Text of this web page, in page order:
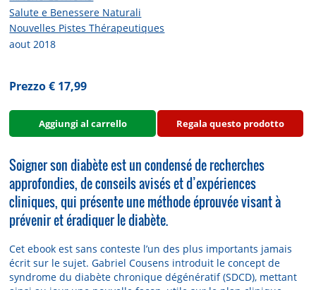
Salute e Benessere Naturali
Nouvelles Pistes Thérapeutiques
aout 2018
Prezzo € 17,99
Aggiungi al carrello Regala questo prodotto
Soigner son diabète est un condensé de recherches
approfondies, de conseils avisés et d’expériences
cliniques, qui présente une méthode éprouvée visant à
prévenir et éradiquer le diabète.
Cet ebook est sans conteste l’un des plus importants jamais
écrit sur le sujet. Gabriel Cousens introduit le concept de
syndrome du diabète chronique dégénératif (SDCD), mettant